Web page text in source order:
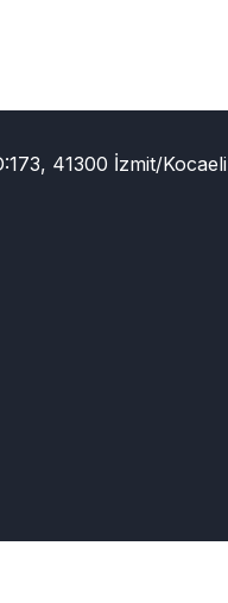
41300 İzmit/Kocaeli